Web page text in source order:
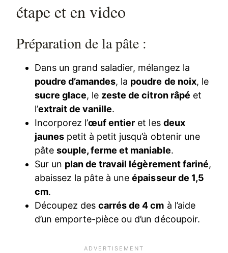
étape et en video
Préparation de la pâte :
Dans un grand saladier, mélangez la
poudre d’amandes, la poudre de noix, le
sucre glace, le zeste de citron râpé et
l’extrait de vanille.
Incorporez l’œuf entier et les deux
jaunes petit à petit jusqu’à obtenir une
pâtesouple, ferme et maniable.
Sur un plan de travail légèrement fariné,
abaissez la pâte à uneépaisseur de 1,5
cm.
Découpez descarrés de 4 cm à l’aide
d’un emporte-pièce ou d’un découpoir.